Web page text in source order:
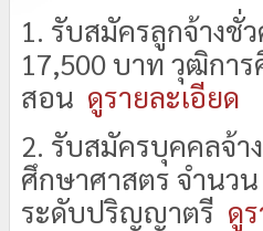
1. รับสมัครลูกจ้างชั่
17,500 บาท วุฒิกา
สอน ดูรายละเอียด
2. รับสมัครบุคคลจ้า
ศึกษาศาสตร จำนว
ระดับปริญญาตรี ดู